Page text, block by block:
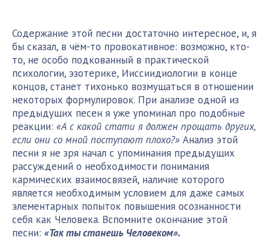
Содержание этой песни достаточно интересное, и, я
бы сказал, в чём-то провокативное: возможно, кто-
то, не особо подкованный в практической
психологии, эзотерике, Ииссиидиологии в конце
концов, станет тихонько возмущаться в отношении
некоторых формулировок. При анализе одной из
предыдущих песен я уже упоминал про подобные
реакции: «А с какой стати я должен прощать других,
если они со мной поступают плохо?» Анализ этой
песни я не зря начал с упоминания предыдущих
рассуждений о необходимости понимания
кармических взаимосвязей, наличие которого
является необходимым условием для даже самых
элементарных попыток повышения осознанности
себя как Человека. Вспомните окончание этой
песни: «Так ты станешь Человеком».